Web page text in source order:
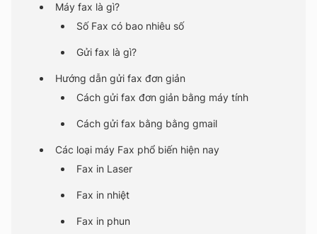
Máy fax là gì?
Số Fax có bao nhiêu số
Gửi fax là gì?
Hướng dẫn gửi fax đơn giản
Cách gửi fax đơn giản bằng máy tính
Cách gửi fax bằng bằng gmail
Các loại máy Fax phổ biến hiện nay
Fax in Laser
Fax in nhiệt
Fax in phun